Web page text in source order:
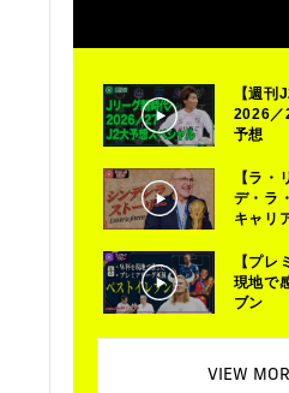
【週刊
2026／
予想
【ラ・
デ・ラ
キャリ
【プレ
現地で
ブン
VIEW